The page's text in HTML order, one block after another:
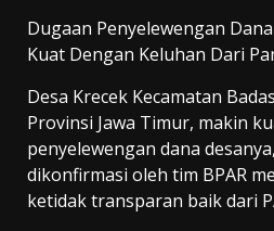
Dugaan Penyelewengan
Kuat Dengan Keluhan Dari
Desa Krecek Kecamatan
Provinsi Jawa Timur, makin
penyelewengan dana
dikonfirmasi oleh tim BPAR
ketidak transparan baik dari